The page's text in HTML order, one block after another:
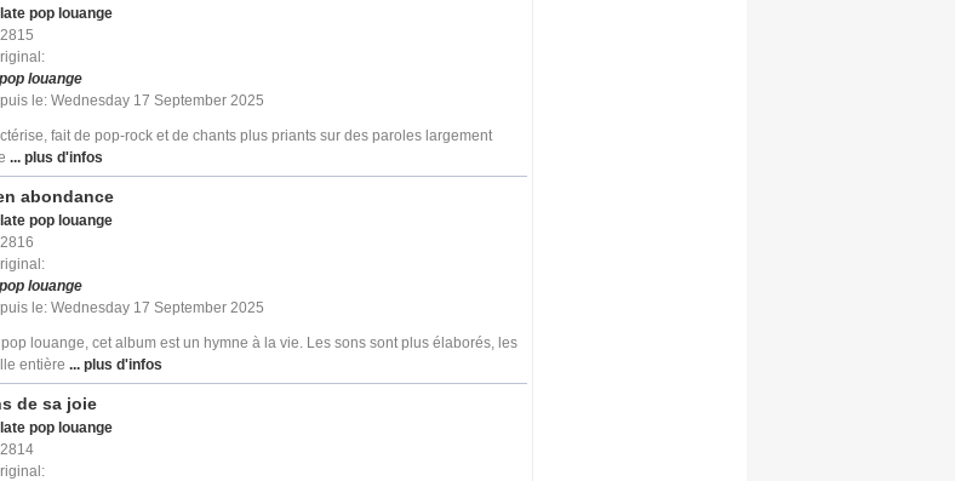
pop louange
louange
le: Wednesday 17 September 2025
fait de pop-rock et de chants plus priants sur des paroles largement
... plus d'infos
abondance
pop louange
louange
le: Wednesday 17 September 2025
louange, cet album est un hymne à la vie. Les sons sont plus élaborés, les
entière ... plus d'infos
de sa joie
pop louange